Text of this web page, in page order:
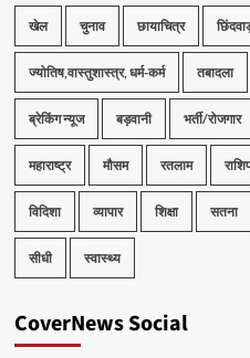
खेल चुनाव छायाचित्र
ज्योतिष,वास्तुशास्त्र, धर्म-कर्म तबादला
ब्रेकिंग न्यूज बड़वानी भर्ती/रोजगार
महाराष्ट्र मौसम रतलाम
विदिशा व्यापार शिक्षा सतना
सीधी स्वास्थ्य
CoverNews Social